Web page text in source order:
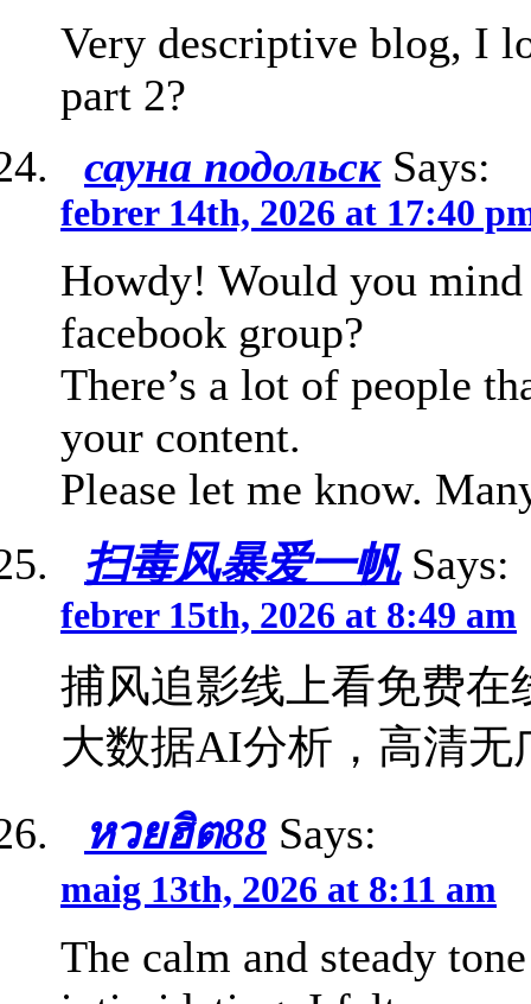
Very descriptive blog, I
part 2?
сауна подольскSays:
febrer 14th, 2026 at 17:40
Howdy! Would you
facebook group?
There’s a lot of people
your content.
Please let me know.
扫毒风暴爱一帆Says:
febrer 15th, 2026 at 8:49 am
捕风追影线上看免费在
大数据AI分析，高清无
หวยฮิต88 Says:
maig 13th, 2026 at 8:11 am
The calm and steady